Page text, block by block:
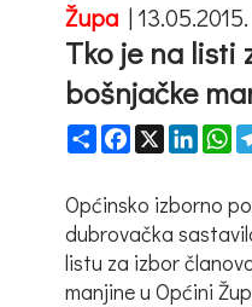
Župa | 13.05.2015.
Tko je na listi
bošnjačke
ShareFacebook
X
Općinsko izborno
dubrovačka
listu za izbor
manjine u Općini